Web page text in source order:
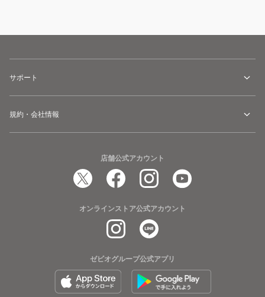
サポート
規約・会社情報
店舗公式アカウント
オンラインストア公式アカウント
ゼビオグループ公式アプリ